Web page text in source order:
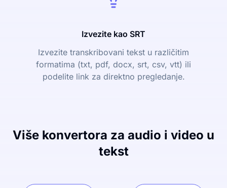
Izvezite kao SRT
Izvezite transkribovani tekst u različitim
formatima (txt, pdf, docx, srt, csv, vtt) ili
podelite link za direktno pregledanje.
Više konvertora za audio i video u
tekst